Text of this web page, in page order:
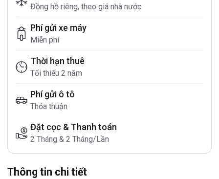
Đồng hồ riêng, theo giá nhà nước
Phí gửi xe máy
Miễn phí
Thời hạn thuê
Tối thiểu 2 năm
Phí gửi ô tô
Thỏa thuận
Đặt cọc & Thanh toán
2 Tháng & 2 Tháng/Lần
Thông tin chi tiết